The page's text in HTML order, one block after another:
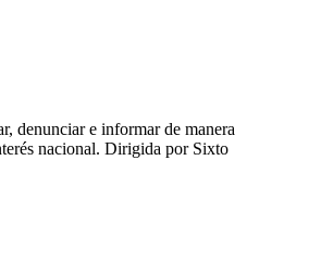
denunciar e informar de manera
nacional. Dirigida por Sixto